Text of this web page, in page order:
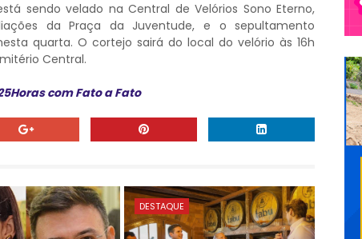
sendo velado na Central de Velórios Sono Eterno,
da Praça da Juventude, e o sepultamento
quarta. O cortejo sairá do local do velório às 16h
Central.
com Fato a Fato
DESTAQUE